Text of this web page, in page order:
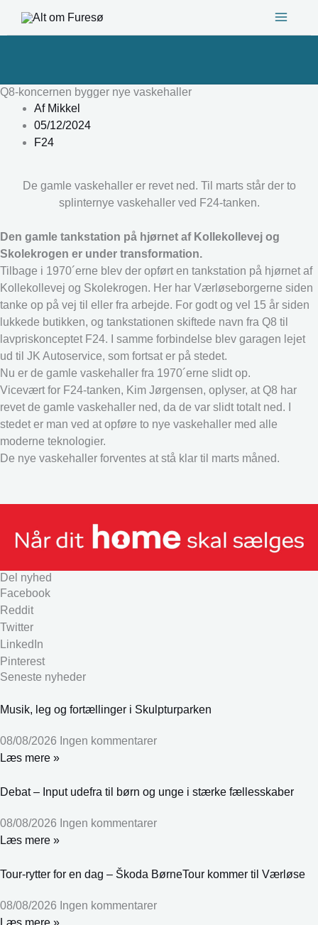
Q8-koncernen bygger nye vaskehaller
AfMikkel
05/12/2024
F24
De gamle vaskehaller er revet ned. Til marts står der to
splinternye vaskehaller ved F24-tanken.
Den gamle tankstation på hjørnet af Kollekollevej og
Skolekrogen er under transformation.
Tilbage i 1970´erne blev der opført en tankstation på hjørnet af
Kollekollevej og Skolekrogen. Her har Værløseborgerne siden
tanke op på vej til eller fra arbejde. For godt og vel 15 år siden
lukkede butikken, og tankstationen skiftede navn fra Q8 til
lavpriskonceptet F24. I samme forbindelse blev garagen lejet
ud til JK Autoservice, som fortsat er på stedet.
Nu er de gamle vaskehaller fra 1970´erne slidt op.
Vicevært for F24-tanken, Kim Jørgensen, oplyser, at Q8 har
revet de gamle vaskehaller ned, da de var slidt totalt ned. I
stedet er man ved at opføre to nye vaskehaller med alle
moderne teknologier.
De nye vaskehaller forventes at stå klar til marts måned.
Del nyhed
Facebook
Reddit
Twitter
LinkedIn
Pinterest
Seneste nyheder
Musik, leg og fortællinger i Skulpturparken
08/08/2026 Ingen kommentarer
Læs mere »
Debat – Input udefra til børn og unge i stærke fællesskaber
08/08/2026 Ingen kommentarer
Læs mere »
Tour-rytter for en dag – Škoda BørneTour kommer til Værløse
08/08/2026 Ingen kommentarer